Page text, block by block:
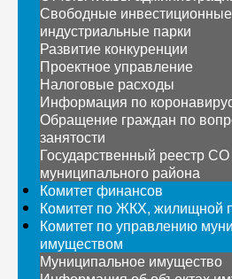
Свободные
индустриальные парки
Развитие конкуренции
Проектное управление
Налоговые расходы
Информация по
Обращение граждан по
занятости
Государственный реестр
муниципального района
Комитет финансов
Комитет по ЖКХ, жилищной
Комитет по управлению
имуществом
Муниципальное имущество